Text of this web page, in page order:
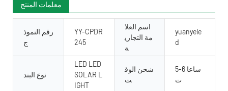
معلمات المنتج
رقم النموذ
ج
YY-CPDR
245
اسم العلا
مة التجاري
ة
yuanyele
d
نوع البند
LED LED
SOLAR L
IGHT
شحن الوق
ت
5-6 ساعا
ت